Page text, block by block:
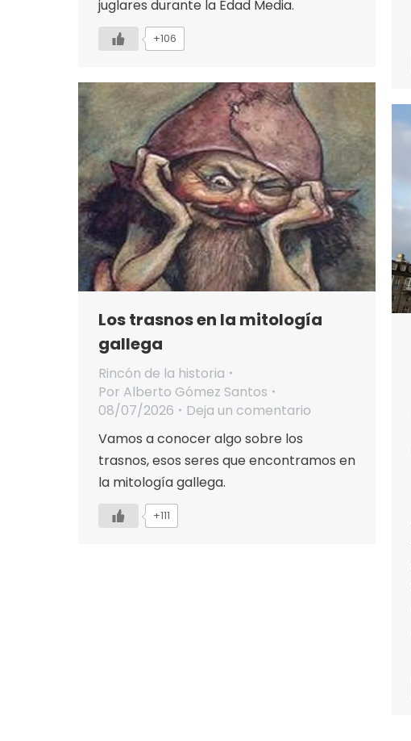
juglares durante la Edad Media.
+106
Los trasnos en la mitología
gallega
Rincón de la historia
Por Alberto Gómez Santos
08/07/2026
Deja un comentario
Vamos a conocer algo sobre los
trasnos, esos seres que encontramos en
la mitología gallega.
+111